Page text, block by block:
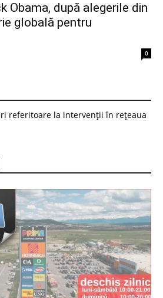
Obama, după alegerile din
globală pentru
0
referitoare la intervenții în rețeaua